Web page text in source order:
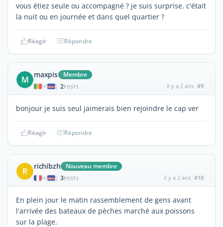
vous étiez seule ou accompagné ? je suis surprise. c'était
la nuit ou en journée et dans quel quartier ?
Réagir Répondre
M maxpis Membre
| 2POSTS il y a 2 ans #9
bonjour je suis seul jaimerais bien rejoindre le cap ver
Réagir Répondre
R richibzh Nouveau membre
| 3POSTS il y a 2 ans #10
En plein jour le matin rassemblement de gens avant
l'arrivée des bateaux de pèches marché aux poissons
sur la plage.